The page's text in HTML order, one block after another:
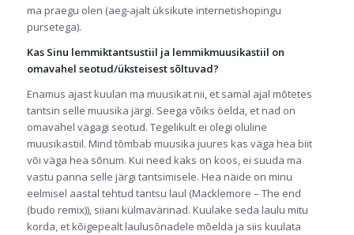
ma praegu olen (aeg-ajalt üksikute internetishopingu
pursetega).
Kas Sinu lemmiktantsustiil ja lemmikmuusikastiil on
omavahel seotud/üksteisest sõltuvad?
Enamus ajast kuulan ma muusikat nii, et samal ajal mõtetes
tantsin selle muusika järgi. Seega võiks öelda, et nad on
omavahel vägagi seotud. Tegelikult ei olegi oluline
muusikastiil. Mind tõmbab muusika juures kas väga hea biit
või väga hea sõnum. Kui need kaks on koos, ei suuda ma
vastu panna selle järgi tantsimisele. Hea näide on minu
eelmisel aastal tehtud tantsu laul (Macklemore – The end
(budo remix)), siiani külmavärinad. Kuulake seda laulu mitu
korda, et kõigepealt laulusõnadele mõelda ja siis kuulata